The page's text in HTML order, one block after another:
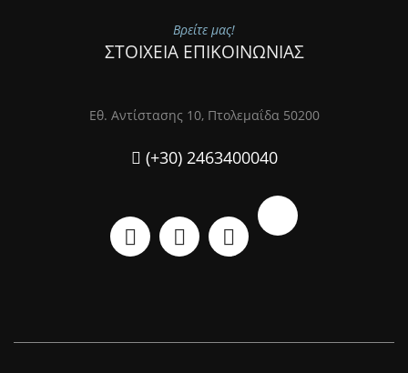
Βρείτε μας!
ΣΤΟΙΧΕΙΑ ΕΠΙΚΟΙΝΩΝΙΑΣ
Εθ. Αντίστασης 10, Πτολεμαΐδα 50200
(+30) 2463400040